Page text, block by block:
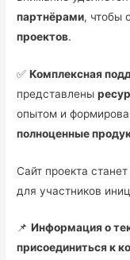
партнёрами, чтобы
проектов.
✅Комплексная
представлены
опытом и
полноценные
Сайт проекта
для участников
📌Информация о
присоединиться к